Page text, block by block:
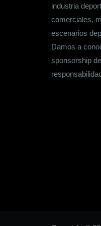
industria
comerciales,
escenarios
Damos a
sponsorship